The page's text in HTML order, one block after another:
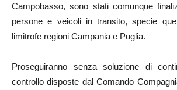
Campobasso, sono stati comunque
persone e veicoli in transito, specie
limitrofe regioni Campania e Puglia.
Proseguiranno senza soluzione di
controllo disposte dal Comando